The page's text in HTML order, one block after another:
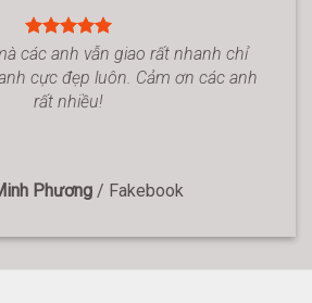
các anh vẫn giao rất nhanh chỉ
cực đẹp luôn. Cảm ơn các anh
rất nhiều!
Phương / Fakebook